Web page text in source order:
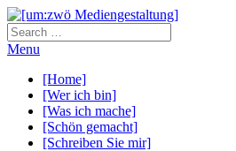
Menu
[Home]
[Wer ich bin]
[Was ich mache]
[Schön gemacht]
[Schreiben Sie mir]